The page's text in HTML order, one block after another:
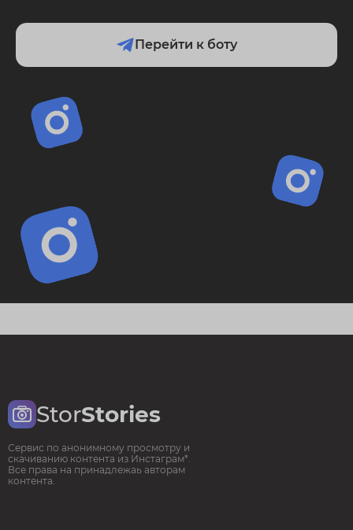
Перейти к боту
StorStories
Сервис по анонимному просмотру и
скачиванию контента из Инстаграм*.
Все права на принадлежаь авторам
контента.